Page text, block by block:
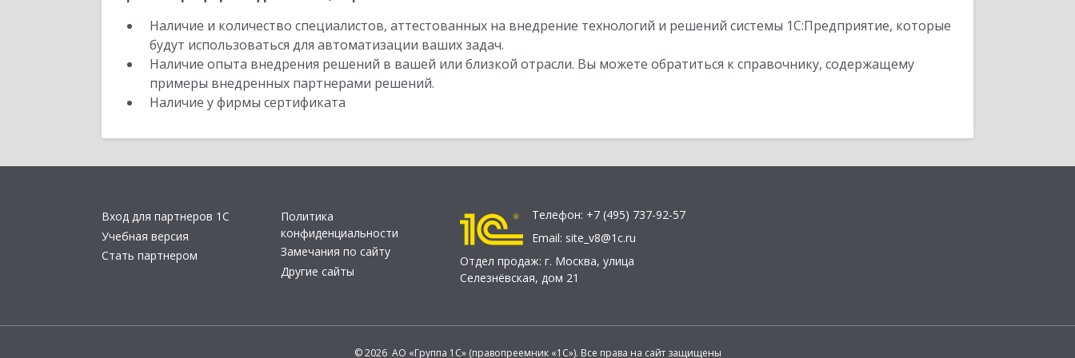
Наличие и количество специалистов, аттестованных на внедрение технологий и решений системы 1С:Предприятие, которые
будут использоваться для автоматизации ваших задач.
Наличие опыта внедрения решений в вашей или близкой отрасли. Вы можете обратиться к справочнику, содержащему
примеры внедренных партнерами решений.
Наличие у фирмы сертификата
Вход для партнеров 1С
Учебная версия
Стать партнером
Политика
конфиденциальности
Замечания по сайту
Другие сайты
Телефон: +7 (495) 737-92-57
Email: site_v8@1c.ru
Отдел продаж: г. Москва, улица
Селезнёвская, дом 21
© 2026 АО «Группа 1С» (правопреемник «1С»). Все права на сайт защищены